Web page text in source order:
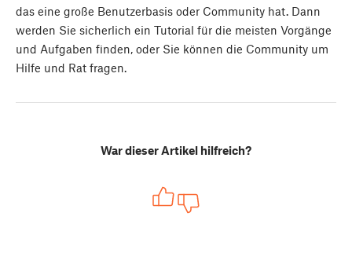
das eine große Benutzerbasis oder Community hat. Dann
werden Sie sicherlich ein Tutorial für die meisten Vorgänge
und Aufgaben finden, oder Sie können die Community um
Hilfe und Rat fragen.
War dieser Artikel hilfreich?